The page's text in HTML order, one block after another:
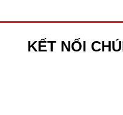
KẾT NỐI